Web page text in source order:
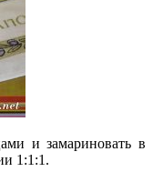
и замариновать в
1:1:1.